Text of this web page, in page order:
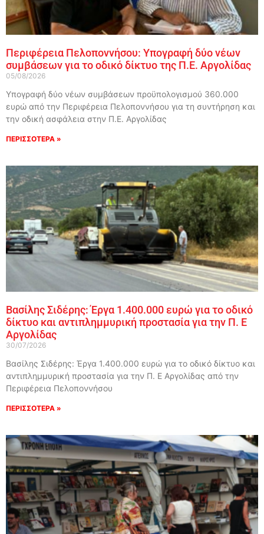
Περιφέρεια Πελοποννήσου: Υπογραφή δύο νέων
συμβάσεων για το οδικό δίκτυο της Π.Ε. Αργολίδας
05/08/2026
Υπογραφή δύο νέων συμβάσεων προϋπολογισμού 360.000
ευρώ από την Περιφέρεια Πελοποννήσου για τη συντήρηση και
την οδική ασφάλεια στην Π.Ε. Αργολίδας
ΠΕΡΙΣΣΟΤΕΡΑ »
Βασίλης Σιδέρης: Έργα 1.400.000 ευρώ για το οδικό
δίκτυο και αντιπλημμυρική προστασία για την Π. Ε
Αργολίδας
30/07/2026
Βασίλης Σιδέρης: Έργα 1.400.000 ευρώ για το οδικό δίκτυο και
αντιπλημμυρική προστασία για την Π. Ε Αργολίδας από την
Περιφέρεια Πελοποννήσου
ΠΕΡΙΣΣΟΤΕΡΑ »